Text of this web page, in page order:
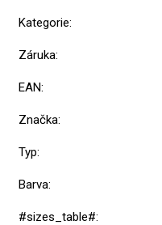
Kategorie:
Záruka:
EAN:
Značka:
Typ:
Barva:
#sizes_table#: